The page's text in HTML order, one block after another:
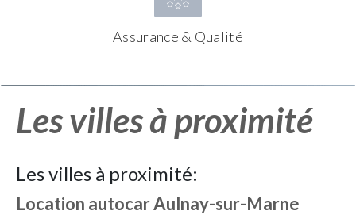
Assurance & Qualité
Les villes à proximité
Les villes à proximité:
Location autocarAulnay-sur-Marne